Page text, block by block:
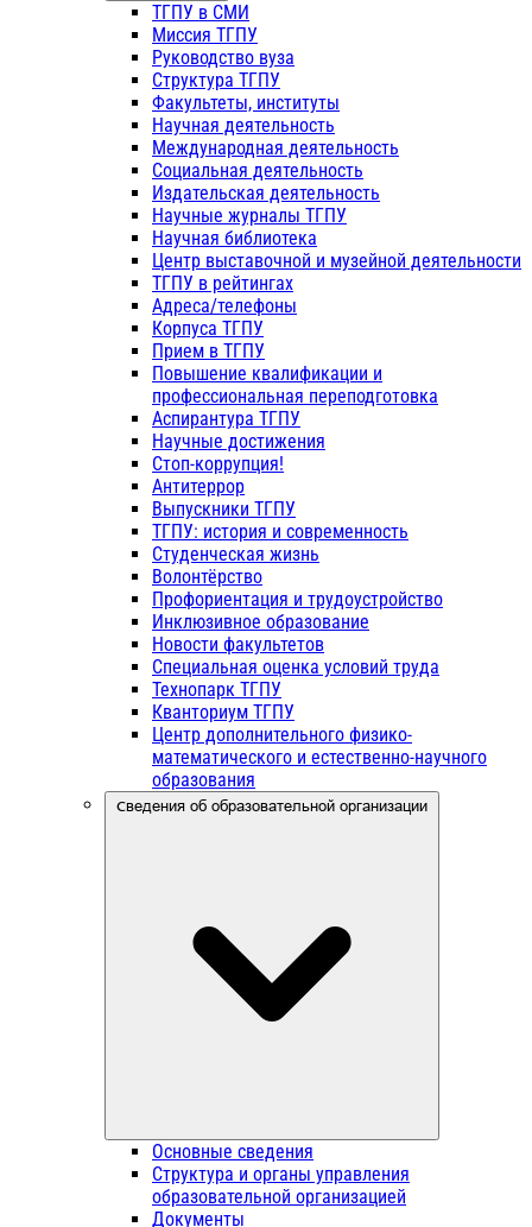
ТГПУ в СМИ
Миссия ТГПУ
Руководство вуза
Структура ТГПУ
Факультеты, институты
Научная деятельность
Международная деятельность
Социальная деятельность
Издательская деятельность
Научные журналы ТГПУ
Научная библиотека
Центр выставочной и музейной деятельности
ТГПУ в рейтингах
Адреса/телефоны
Корпуса ТГПУ
Прием в ТГПУ
Повышение квалификации и
профессиональная переподготовка
Аспирантура ТГПУ
Научные достижения
Стоп-коррупция!
Антитеррор
Выпускники ТГПУ
ТГПУ: история и современность
Студенческая жизнь
Волонтёрство
Профориентация и трудоустройство
Инклюзивное образование
Новости факультетов
Специальная оценка условий труда
Технопарк ТГПУ
Кванториум ТГПУ
Центр дополнительного физико-
математического и естественно-научного
образования
Сведения об образовательной организации
Основные сведения
Структура и органы управления
образовательной организацией
Документы